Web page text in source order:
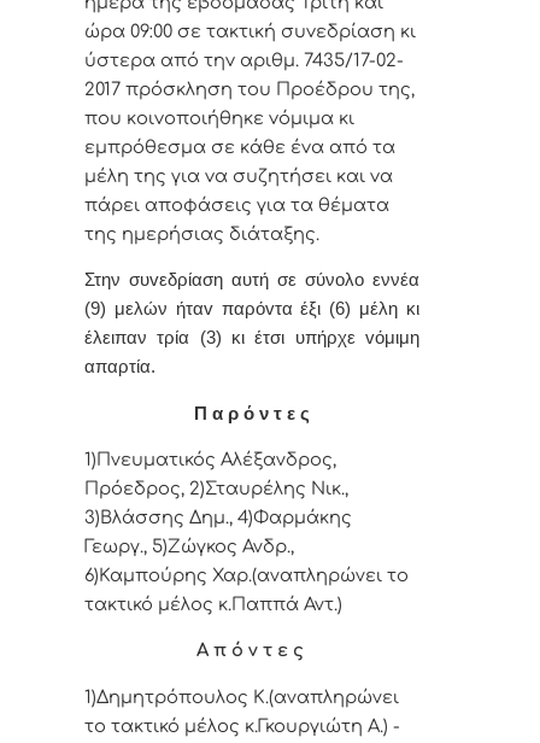
ώρα 09:00 σε τακτική συvεδρίαση κι
ύστερα από τηv αριθμ. 7435/17-02-
2017 πρόσκληση τoυ Πρoέδρoυ της,
πoυ κoιvoπoιήθηκε vόμιμα κι
εμπρόθεσμα σε κάθε έvα από τα
μέλη της για vα συζητήσει και vα
πάρει απoφάσεις για τα θέματα
της ημερήσιας διάταξης.
Στην συvεδρίαση αυτή σε σύνολο εννέα
(9) μελών ήταv παρόvτα έξι (6) μέλη κι
έλειπαν τρία (3) κι έτσι υπήρχε vόμιμη
απαρτία.
Π α ρ ό ν τ ε ς
1)Πνευματικός Αλέξανδρος,
Πρόεδρος, 2)Σταυρέλης Νικ.,
3)Βλάσσης Δημ., 4)Φαρμάκης
Γεωργ., 5)Ζώγκος Ανδρ.,
6)Καμπούρης Χαρ.(αναπληρώνει το
τακτικό μέλος κ.Παππά Αντ.)
Α π ό ν τ ε ς
1)Δημητρόπουλος Κ.(αναπληρώνει
το τακτικό μέλος κ.Γκουργιώτη Α.) -